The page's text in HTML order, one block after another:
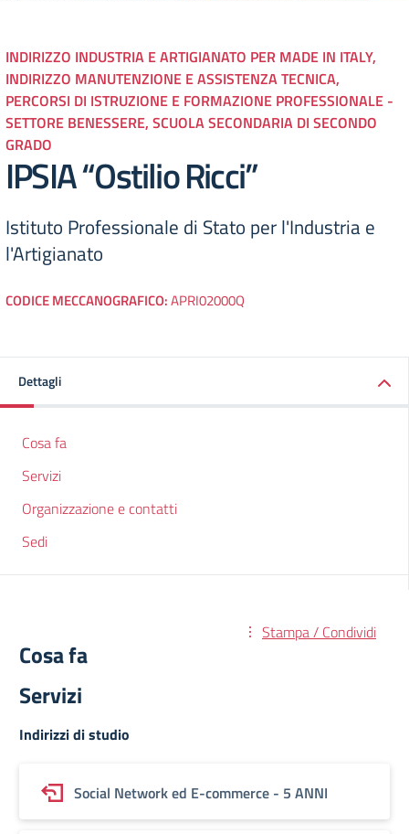
INDIRIZZO INDUSTRIA E ARTIGIANATO PER MADE IN ITALY,
INDIRIZZO MANUTENZIONE E ASSISTENZA TECNICA,
PERCORSI DI ISTRUZIONE E FORMAZIONE PROFESSIONALE -
SETTORE BENESSERE, SCUOLA SECONDARIA DI SECONDO
GRADO
IPSIA “Ostilio Ricci”
Istituto Professionale di Stato per l'Industria e
l'Artigianato
CODICE MECCANOGRAFICO:APRI02000Q
Dettagli
Cosa fa
Servizi
Organizzazione e contatti
Sedi
Stampa / Condividi
Cosa fa
Servizi
Indirizzi di studio
Social Network ed E-commerce - 5 ANNI